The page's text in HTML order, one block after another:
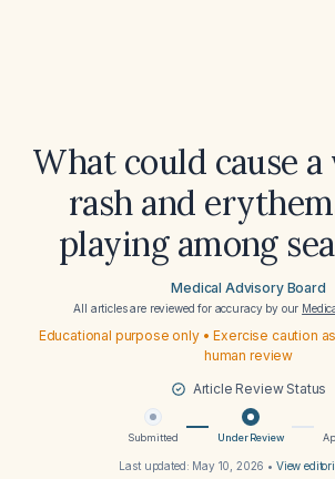
What could cause
rash and
playing among
Medical Advisory Board
All articles are reviewed for accuracy by our
Educational purpose only • Exercise caution
human review
Article Review Status
Submitted Under Review
Last updated: May 10, 2026 • View